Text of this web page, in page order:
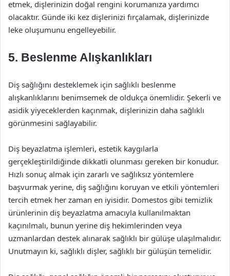
etmek, dişlerinizin doğal rengini korumanıza yardımcı
olacaktır. Günde iki kez dişlerinizi fırçalamak, dişlerinizde
leke oluşumunu engelleyebilir.
5. Beslenme Alışkanlıkları
Diş sağlığını desteklemek için sağlıklı beslenme
alışkanlıklarını benimsemek de oldukça önemlidir. Şekerli ve
asidik yiyeceklerden kaçınmak, dişlerinizin daha sağlıklı
görünmesini sağlayabilir.
Diş beyazlatma işlemleri, estetik kaygılarla
gerçekleştirildiğinde dikkatli olunması gereken bir konudur.
Hızlı sonuç almak için zararlı ve sağlıksız yöntemlere
başvurmak yerine, diş sağlığını koruyan ve etkili yöntemleri
tercih etmek her zaman en iyisidir. Domestos gibi temizlik
ürünlerinin diş beyazlatma amacıyla kullanılmaktan
kaçınılmalı, bunun yerine diş hekimlerinden veya
uzmanlardan destek alınarak sağlıklı bir gülüşe ulaşılmalıdır.
Unutmayın ki, sağlıklı dişler, sağlıklı bir gülüşün temelidir.